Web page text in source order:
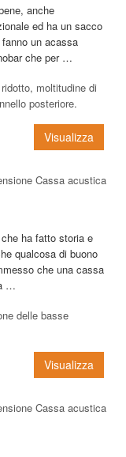
anche
ed ha un sacco
un acassa
che per …
moltitudine di
posteriore.
Visualizza
Cassa acustica
ha fatto storia e
qualcosa di buono
che una cassa
…
delle basse
Visualizza
Cassa acustica